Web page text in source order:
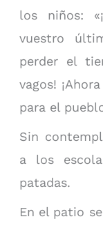
los niños:
vuestro
perder el
vagos!
para el
Sin
a los
patadas.
En el patio